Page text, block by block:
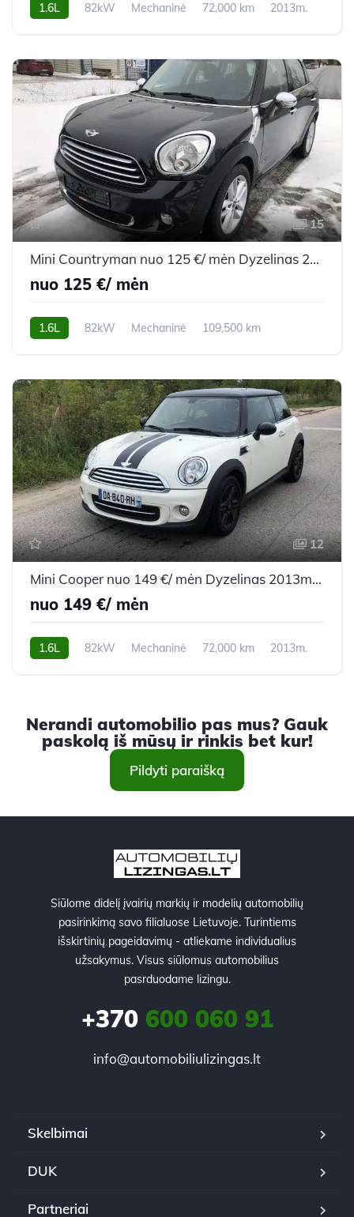
1.6L 82kW Mechaninė 72,000 km 2013m.
15
Mini Countryman nuo 125 €/ mėn Dyzelinas 2013m. Hečbekas Mechaninė
nuo 125 €/ mėn
1.6L 82kW Mechaninė
109,500 km
12
Mini Cooper nuo 149 €/ mėn Dyzelinas 2013m. Hečbekas Mechaninė
nuo 149 €/ mėn
1.6L 82kW Mechaninė 72,000 km 2013m.
Nerandi automobilio pas mus? Gauk
paskolą iš mūsų ir rinkis bet kur!
Pildyti paraišką
Siūlome didelį įvairių markių ir modelių automobilių
pasirinkimą savo filialuose Lietuvoje. Turintiems
išskirtinių pageidavimų - atliekame individualius
užsakymus. Visus siūlomus automobilius
pasrduodame lizingu.
+370600 060 91
info@automobiliulizingas.lt
Skelbimai
DUK
Partneriai